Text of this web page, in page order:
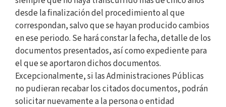
desde la finalización del procedimiento al que
correspondan, salvo que se hayan producido cambios
en ese periodo. Se hará constar la fecha, detalle de los
documentos presentados, así como expediente para
el que se aportaron dichos documentos.
Excepcionalmente, si las Administraciones Públicas
no pudieran recabar los citados documentos, podrán
solicitar nuevamente a la persona o entidad